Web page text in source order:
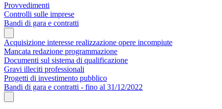
Provvedimenti
Controlli sulle imprese
Bandi di gara e contratti
Acquisizione interesse realizzazione opere incompiute
Mancata redazione programmazione
Documenti sul sistema di qualificazione
Gravi illeciti professionali
Progetti di investimento pubblico
Bandi di gara e contratti - fino al 31/12/2022